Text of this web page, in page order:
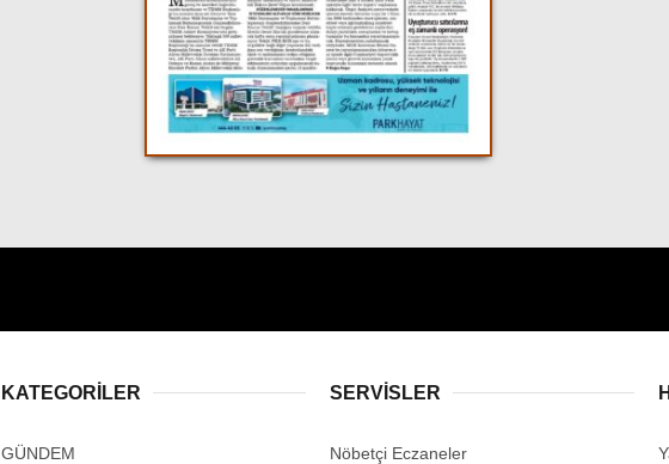
KATEGORİLER
GÜNDEM
SERVİSLER
Nöbetçi Eczaneler